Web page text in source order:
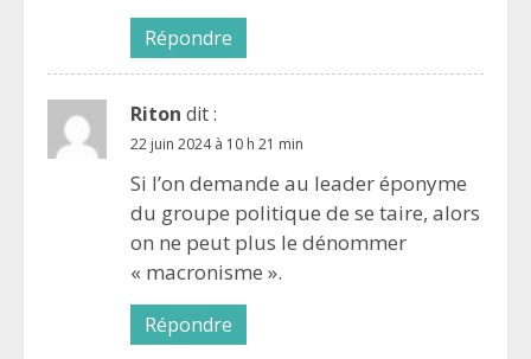
Répondre
Riton dit :
22 juin 2024 à 10 h 21 min
Si l’on demande au leader éponyme
du groupe politique de se taire, alors
on ne peut plus le dénommer
« macronisme ».
Répondre